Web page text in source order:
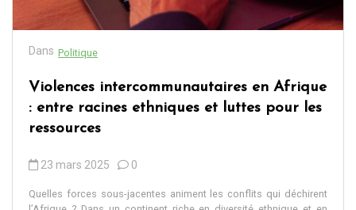
Dans Politique
Violences intercommunautaires en Afrique
: entre racines ethniques et luttes pour les
ressources
23 mars 2025 0
Quelles forces sous-jacentes animent les conflits qui déchirent